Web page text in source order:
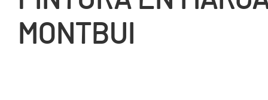
MONTBUI